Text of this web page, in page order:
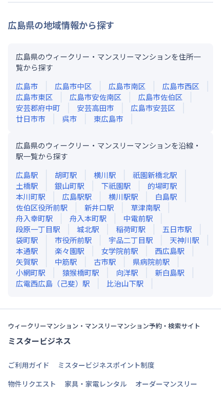
広島県の地域情報から探す
広島県のウィークリー・マンスリーマンションを住所一
覧から探す
広島市
広島市中区 広島市南区
広島市西区
広島市東区
広島市安佐南区
広島市佐伯区
安芸郡府中町
安芸高田市
広島市安芸区
廿日市市
呉市 東広島市
広島県のウィークリー・マンスリーマンションを沿線・
駅一覧から探す
広島駅 胡町駅 横川駅 祇園新橋北駅
土橋駅 銀山町駅 下祇園駅 的場町駅
本川町駅 広島駅駅 横川駅駅 白島駅
佐伯区役所前駅 新井口駅 草津南駅
舟入幸町駅 舟入本町駅 中電前駅
段原一丁目駅 城北駅 稲荷町駅 五日市駅
袋町駅 市役所前駅 宇品二丁目駅 天神川駅
本通駅 楽々園駅 女学院前駅 西広島駅
矢賀駅 中筋駅 古市駅 県病院前駅
小網町駅 猿猴橋町駅 向洋駅 新白島駅
広電西広島（己斐） 駅 比治山下駅
ウィークリーマンション・マンスリーマンション予約・検索サイト
ミスタービジネス
ご利用ガイド
ミスタービジネスポイント制度
物件リクエスト
家具・家電レンタル オーダーマンスリー